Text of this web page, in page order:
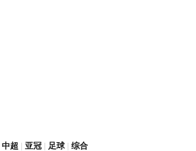
中超 亚冠 足球 综合